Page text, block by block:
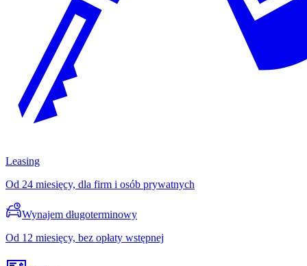
Leasing
Od 24 miesięcy, dla firm i osób prywatnych
Wynajem długoterminowy
Od 12 miesięcy, bez opłaty wstępnej